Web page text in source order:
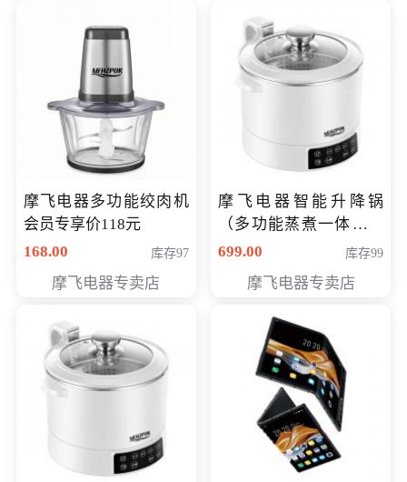
摩飞电器多功能绞肉机
会员专享价118元
168.00
库存97
摩飞电器专卖店
摩飞电器智能升降锅
（多功能蒸煮一体锅）
（智能升降养生锅） 会
699.00 库存99
摩飞电器专卖店